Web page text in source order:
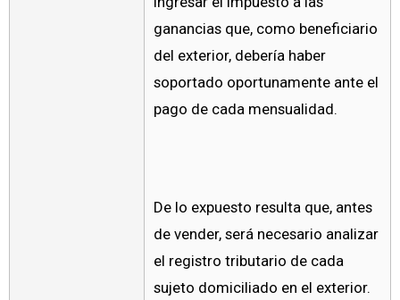
ganancias que, como beneficiario
del exterior, debería haber
soportado oportunamente ante el
pago de cada mensualidad.
De lo expuesto resulta que, antes
de vender, será necesario analizar
el registro tributario de cada
sujeto domiciliado en el exterior.